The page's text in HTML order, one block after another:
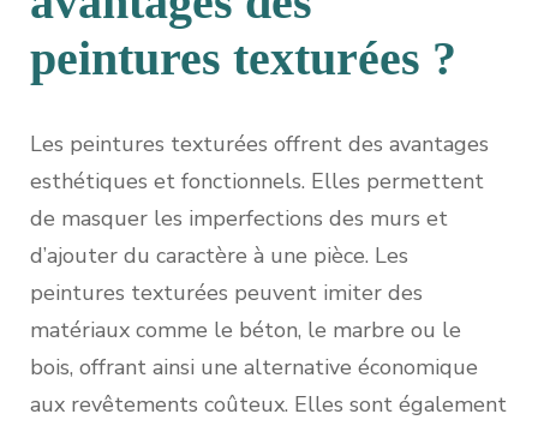
peintures texturées ?
Les peintures texturées offrent des avantages
esthétiques et fonctionnels. Elles permettent
de masquer les imperfections des murs et
d’ajouter du caractère à une pièce. Les
peintures texturées peuvent imiter des
matériaux comme le béton, le marbre ou le
bois, offrant ainsi une alternative économique
aux revêtements coûteux. Elles sont également